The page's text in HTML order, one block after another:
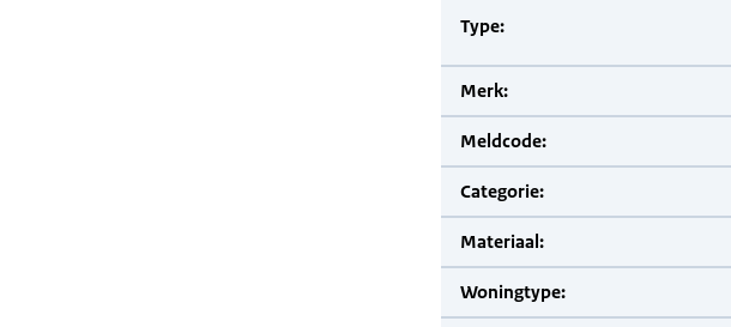
Type:
Merk:
Meldcode:
Categorie:
Materiaal:
Woningtype: